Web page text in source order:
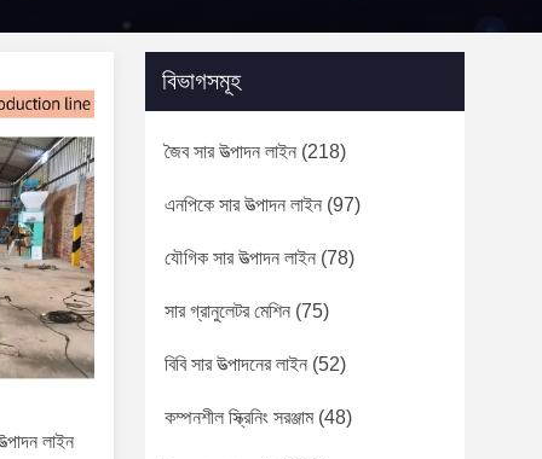
লাইন
বিভাগসমূহ
জৈব সার উত্পাদন লাইন (218)
এনপিকে সার উত্পাদন লাইন (97)
যৌগিক সার উত্পাদন লাইন (78)
সার গ্রানুলেটর মেশিন (75)
বিবি সার উত্পাদনের লাইন (52)
কম্পনশীল স্ক্রিনিং সরঞ্জাম(48)